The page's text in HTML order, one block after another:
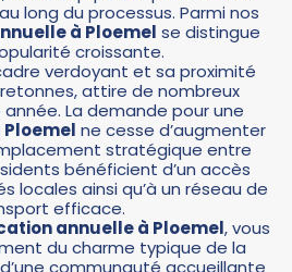
long du processus. Parmi nos
à Ploemel se distingue
croissante.
verdoyant et sa proximité
attire de nombreux
La demande pour une
ne cesse d’augmenter
stratégique entre
bénéficient d’un accès
locales ainsi qu’à un réseau de
efficace.
annuelle à Ploemel, vous
du charme typique de la
communauté accueillante